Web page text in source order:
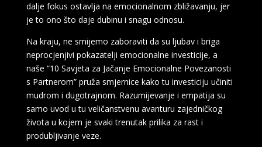
dalje fokus ostavlja na emocionalnom zbližavanju, jer
je to ono što daje dubinu i snagu odnosu.
Na kraju, ne smijemo zaboraviti da su ljubav i briga
neprocjenjivi pokazatelji emocionalne investicije, a
naše “10 Savjeta za Jačanje Emocionalne Povezanosti
s Partnerom” pruža smjernice kako tu investiciju učiniti
mudrom i dugotrajnom. Razumijevanje i empatija su
samo uvod u tu veličanstvenu avanturu zajedničkog
života u kojem je svaki trenutak prilika za rast i
produbljivanje veze.